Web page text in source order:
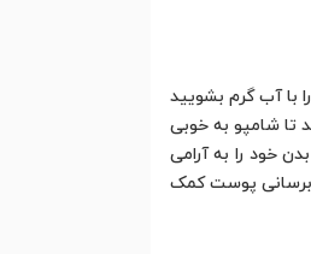
با آب گرم بشویید
تا شامپو به خوبی
خود را به آرامی
آبرسانی پوست کمک